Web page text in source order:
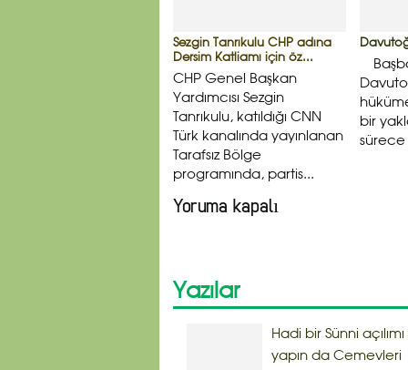
Sezgin Tanrıkulu CHP adına
Dersim Katliamı için öz...
CHP Genel Başkan
Yardımcısı Sezgin
Tanrıkulu, katıldığı CNN
Türk kanalında yayınlanan
Tarafsız Bölge
programında, partis...
bir
sürece
Yoruma kapalı
Yazılar
Hadi bir Sünni açılımı
yapın da Cemevleri